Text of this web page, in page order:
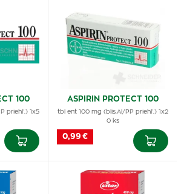
100
priehľ.) 1x5
ASPIRIN PROTECT 100
tbl ent 100 mg (blis.Al/PP priehľ.) 1x2
0 ks
0,99 €